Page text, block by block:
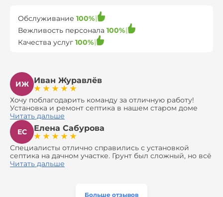
Обслуживание 100%
Вежливость персонала 100%
Качества услуг 100%
ИЖ Иван Журавлёв
Хочу поблагодарить команду за отличную работу!
Установка и ремонт септика в нашем старом доме
оказались сложной задачей, но ребята справились на
все 100%. Всё сделали аккуратно и профессионально.
Давали полезные рекомендации, не пытались
навязать ничего лишнего, помогли с выбором и
доставкой материалов, что позволило нам
сэкономить. Выполнили монтаж и демонтаж
оборудования, заменили трубы, обновили
Читать дальше
ЕС
Елена Сабурова
Специалисты отлично справились с установкой
септика на дачном участке. Грунт был сложный, но всё
сделали быстро и аккуратно. Помогли выбрать
Читать дальше
Больше отзывов